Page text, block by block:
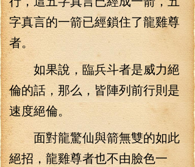
字真言的一箭已經鎖住了龍雞尊
者。
如果說，臨兵斗者是威力絕
倫的話，那么，皆陣列前行則是
速度絕倫。
面對龍驚仙與箭無雙的如此
絕招，龍雞尊者也不由臉色一